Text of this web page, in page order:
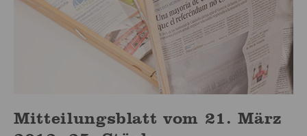
Mitteilungsblatt vom 21. März